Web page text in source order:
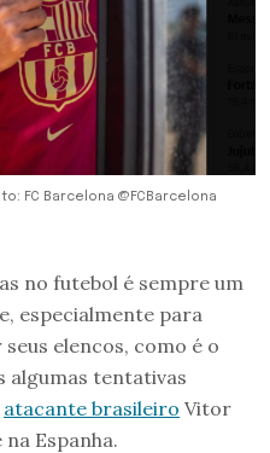
FC Barcelona @FCBarcelona
no futebol é sempre um
especialmente para
elencos, como é o
algumas tentativas
atacante brasileiro Vitor
Espanha.